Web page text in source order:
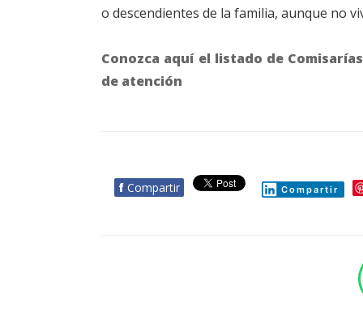
o descendientes de la familia, aunque no
Conozca aquí el listado de
de atención
f Compartir Compartir